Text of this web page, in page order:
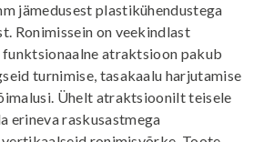
jämedusest plastikühendustega
Ronimissein on veekindlast
funktsionaalne atraktsioon pakub
turnimise, tasakaalu harjutamise
Ühelt atraktsioonilt teisele
erineva raskusastmega